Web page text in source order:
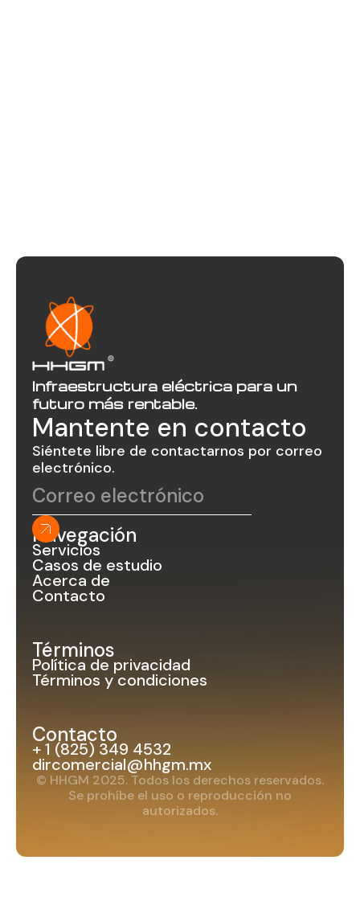
Infraestructura eléctrica para un
futuro más rentable.
Mantente en contacto
Siéntete libre de contactarnos por correo
electrónico.
Navegación
Servicios
Casos de estudio
Acerca de
Contacto
Términos
Política de privacidad
Términos y condiciones
Contacto
+ 1 (825) 349 4532
dircomercial@hhgm.mx
© HHGM 2025. Todos los derechos reservados.
Se prohíbe el uso o reproducción no
autorizados.